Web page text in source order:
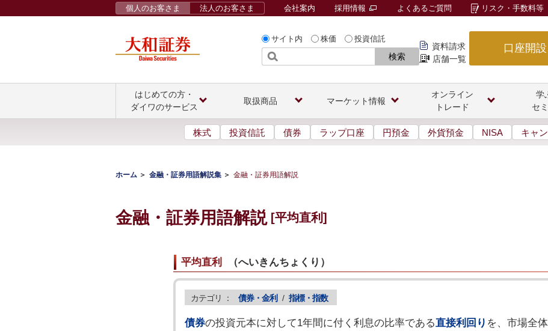
サイト内 株価 投資信託
検索
資料請求
店舗一覧
口座開設
個人のお客さま 法人のお客さま 会社案内 採用情報 よくあるご質問 リスク・手数料等
はじめての方・
ダイワのサービス
取扱商品 マーケット情報
オンライン
トレード
学
セ
株式 投資信託 債券 ラップ口座 円預金 外貨預金 NISA キャ
ホーム 金融・証券用語解説集 金融・証券用語解説
金融・証券用語解説 [平均直利]
平均直利 （へいきんちょくり ）
カテゴリ ： 債券・金利 / 指標・指数
債券の投資元本に対して1年間に付く利息の比率である直接利回り を、市場全